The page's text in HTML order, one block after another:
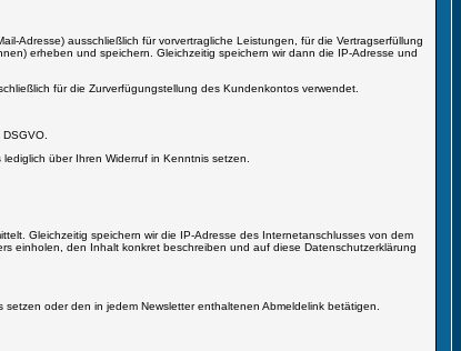
Adresse) ausschließlich für vorvertragliche Leistungen, für die Vertragserfüllung
erheben und speichern. Gleichzeitig speichern wir dann die IP-Adresse und
für die Zurverfügungstellung des Kundenkontos verwendet.
über Ihren Widerruf in Kenntnis setzen.
Gleichzeitig speichern wir die IP-Adresse des Internetanschlusses von dem
einholen, den Inhalt konkret beschreiben und auf diese Datenschutzerklärung
oder den in jedem Newsletter enthaltenen Abmeldelink betätigen.